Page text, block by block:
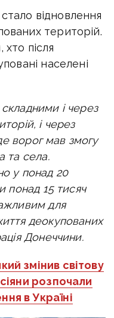
відновлення
територій.
після
населені
і через
і через
ворог мав змогу
та села.
у понад 20
понад 15 тисяч
для
деокупованих
Донеччини.
змінив світову
розпочали
в Україні